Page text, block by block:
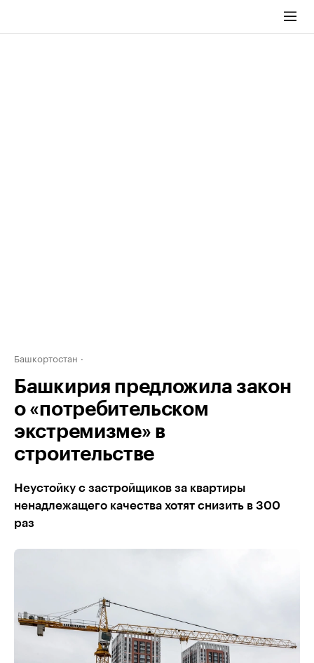
Башкортостан
Башкирия предложила закон
о «потребительском
экстремизме» в
строительстве
Неустойку с застройщиков за квартиры
ненадлежащего качества хотят снизить в 300
раз